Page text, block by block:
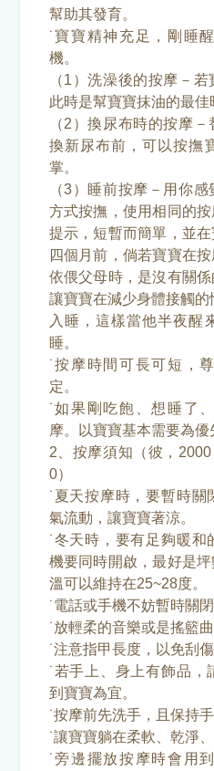
幫助其發育。
˙寶寶精神充足，剛睡
機。
（1）洗澡後的按摩－
此時是幫寶寶抹油的最佳
（2）換尿布時的按摩
換新尿布前，可以按撫
掌。
（3）睡前按摩－用你
方式按撫，使用相同的
提示，短暫而簡單，並在
四個月前，倘若寶寶在
依偎父母時，是沒有關
讓寶寶在減少身體接觸的
入睡，這樣當他半夜醒
睡。
˙按摩時間可長可短，
定。
˙如果剛吃飽、想睡了
摩。以寶寶基本需要為優
2、按摩須知（彼，
0）
˙夏天按摩時，要暫時
氣流動，讓寶寶著涼。
˙冬天時，要有足夠暖
機要同時開啟，最好是
溫可以維持在25~28度。
˙電話或手機不妨暫時關閉
˙放輕柔的音樂或是搖籃曲
˙注意指甲長度，以免刮傷
˙若手上、身上有飾品，
到寶寶為宜。
˙按摩前先洗手，且保持手
˙讓寶寶躺在柔軟、乾淨
˙旁邊擺放按摩時會用